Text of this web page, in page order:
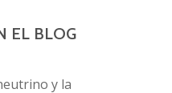
EL BLOG
y la